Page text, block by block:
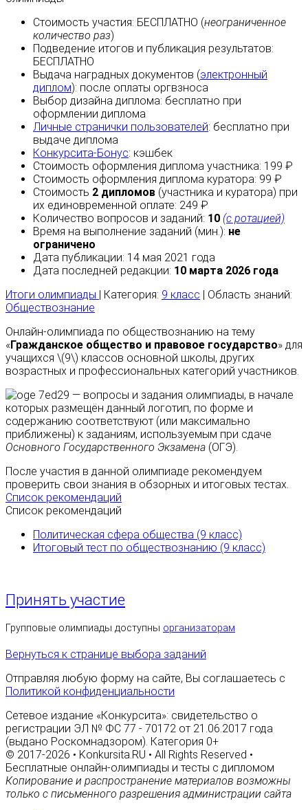
Стоимость участия: БЕСПЛАТНО (неограниченное
количество раз)
Подведение итогов и публикация результатов:
БЕСПЛАТНО
Выдача наградных документов (электронный
диплом): после оплаты оргвзноса
Выбор дизайна диплома: бесплатно при
оформлении диплома
Личные странички пользователей: бесплатно при
выдаче диплома
Конкурсита-Бонус: кэшбек
Стоимость оформления диплома участника: 199 ₽
Стоимость оформления диплома куратора: 99 ₽
Стоимость 2 дипломов (участника и куратора) при
их единовременной оплате: 249 ₽
Количество вопросов и заданий: 10 (с ротацией)
Время на выполнение заданий (мин.): не
ограничено
Дата публикации: 14 мая 2021 года
Дата последней редакции: 10 марта 2026 года
Итоги олимпиады
| Категория: 9 класс | Область знаний:
Обществознание
Онлайн-олимпиада по обществознанию на тему
«Гражданское общество и правовое государство» для
учащихся \(9\) классов основной школы, других
возрастных и профессиональных категорий участников.
— вопросы и задания олимпиады, в начале
которых размещён данный логотип, по форме и
содержанию соответствуют (или максимально
приближены) к заданиям, используемым при сдаче
Основного Государственного Экзамена (ОГЭ).
После участия в данной олимпиаде рекомендуем
проверить свои знания в обзорных и итоговых тестах.
Список рекомендаций
Список рекомендаций
Политическая сфера общества (9 класс)
Итоговый тест по обществознанию (9 класс)
Принять участие
Групповые олимпиады доступны организаторам
Вернуться к странице выбора заданий
Отправляя любую форму на сайте, Вы соглашаетесь с
Политикой конфиденциальности
Сетевое издание «Конкурсита»: свидетельство о
регистрации ЭЛ № ФС 77 - 70172 от 21.06.2017 года
(выдано Роскомнадзором). Категория 0+
© 2017-2026 • Konkursita.RU • All Rights Reserved •
Бесплатные онлайн-олимпиады и тесты с дипломом
Копирование и распространение материалов возможны
только с письменного разрешения администрации сайта